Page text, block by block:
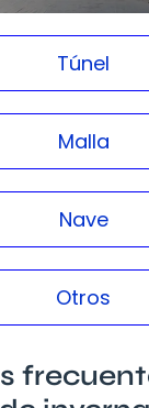
Túnel
Malla
Nave
Otros